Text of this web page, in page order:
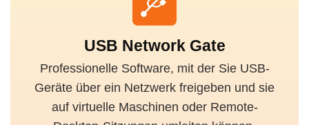
USB Network Gate
Professionelle Software, mit der Sie USB-
Geräte über ein Netzwerk freigeben und sie
auf virtuelle Maschinen oder Remote-